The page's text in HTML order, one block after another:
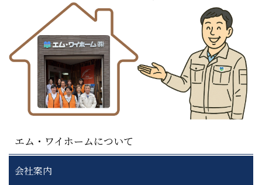
エム・ワイホームについて
会社案内